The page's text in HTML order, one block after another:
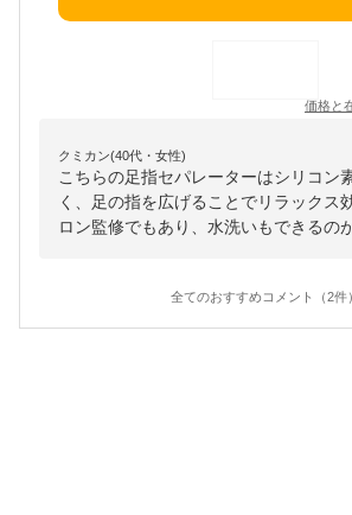
価格と
クミカン(40代・女性)
こちらの足指セパレーターはシリコン
く、足の指を広げることでリラックス
ロン監修でもあり、水洗いもできるの
全てのおすすめコメント（2件）